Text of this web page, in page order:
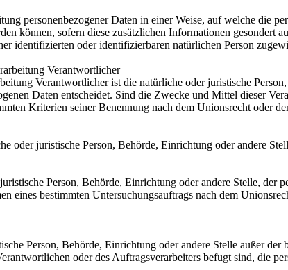
personenbezogener Daten in einer Weise, auf welche die
können, sofern diese zusätzlichen Informationen
identifizierten oder identifizierbaren natürlichen Person
Verantwortlicher
Verantwortlicher ist die natürliche oder juristische
Daten entscheidet. Sind die Zwecke und Mittel dieser
Kriterien seiner Benennung nach dem Unionsrecht oder
oder juristische Person, Behörde, Einrichtung oder andere
Person, Behörde, Einrichtung oder andere Stelle,
eines bestimmten Untersuchungsauftrags nach dem
Person, Behörde, Einrichtung oder andere Stelle außer
oder des Auftragsverarbeiters befugt sind, die